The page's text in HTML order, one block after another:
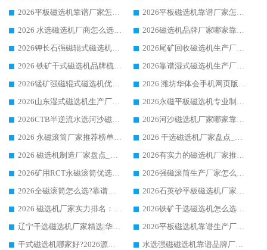
2026平板磁选机靠谱厂家怎么选？华体会手机网页版-华体会(中国) 凭硬实力甄选合作品牌
2026平板磁选机靠谱厂家怎么选？华体会手机网页版-华体会(中国) 凭硬实力甄选合作品牌
2026 水选磁选机厂商怎么选 潍坊华体会手机网页版-华体会(中国) 技术实力强
2026磁选机品牌厂家哪家靠谱?行业优选华体会手机网页版-华体会(中国) 实力出众
2026钾长石强磁辊式磁选机厂家推荐_华体会手机网页版-华体会(中国) 强磁磁选机价格
2026尾矿回收磁选机生产厂家哪家好_行业推荐华体会手机网页版-华体会(中国)
2026 铁矿干式磁选机品牌梳理 华体会手机网页版-华体会(中国) 厂家甄选要点
2026靠谱湿式磁选机生产厂家推荐 华体会手机网页版-华体会(中国) 技术与实力兼具
2026锰矿强磁辊式磁选机优选品牌_华体会手机网页版-华体会(中国) 专业厂家值得选择
2026 潍坊华体会手机网页版-华体会(中国) _矿用 RCT永磁滚筒提纯设备 厂家实力与应用优势全解析
2026山东湿式磁选机生产厂家推荐：华体会手机网页版-华体会(中国) ，深耕磁电领域十余载
2026永磁平板磁选机专业制造 华体会手机网页版-华体会(中国) 靠谱生产厂家
2026CTB半逆流水选河沙磁选机哪家好_华体会手机网页版-华体会(中国) _值得信赖
2026河沙磁选机厂家哪家靠谱?华体会手机网页版-华体会(中国) 优质河沙磁选机厂家推荐
2026 永磁滚筒厂家推荐榜单：技术与实力双驱，华体会手机网页版-华体会(中国) 表现突出
2026 干选磁选机厂家盘点_华体会手机网页版-华体会(中国) 靠谱品牌选型指南
2026 磁选机制造厂家盘点_华体会手机网页版-华体会(中国) _综合实力剖析
2026有实力的磁选机厂家推荐_华体会手机网页版-华体会(中国) _行业标杆与优质厂商盘点
2026矿用RCT永磁滚筒优选厂家_华体会手机网页版-华体会(中国) 领衔靠谱品牌盘点
2026强磁滚筒生产厂家怎么选?行业口碑推荐华体会手机网页版-华体会(中国)
2026全磁滚筒怎么选?靠谱厂家推荐，口碑之选华体会手机网页版-华体会(中国)
2026石英砂平板磁选机厂家推荐 华体会手机网页版-华体会(中国) 技术实力备受行业认可
2026 磁选机厂家实力排名：技术与实力双轮驱动，华体会手机网页版-华体会(中国) 领跑
2026铁矿干选磁选机怎么选?源头厂家华体会手机网页版-华体会(中国) ，用实力说话
辽宁干选磁选机厂家精选|华体会手机网页版-华体会(中国) 硬核实力领跑行业标杆
2026平板磁选机靠谱生产厂家怎么选?行业标杆华体会手机网页版-华体会(中国) ，凭硬实力脱颖而出
干式磁选机哪家好?2026源头厂家推荐_华体会手机网页版-华体会(中国) 强磁磁选机生产厂家
水选强磁磁选机靠谱品牌厂家推荐：华体会手机网页版-华体会(中国) ，技术实力与口碑双在线